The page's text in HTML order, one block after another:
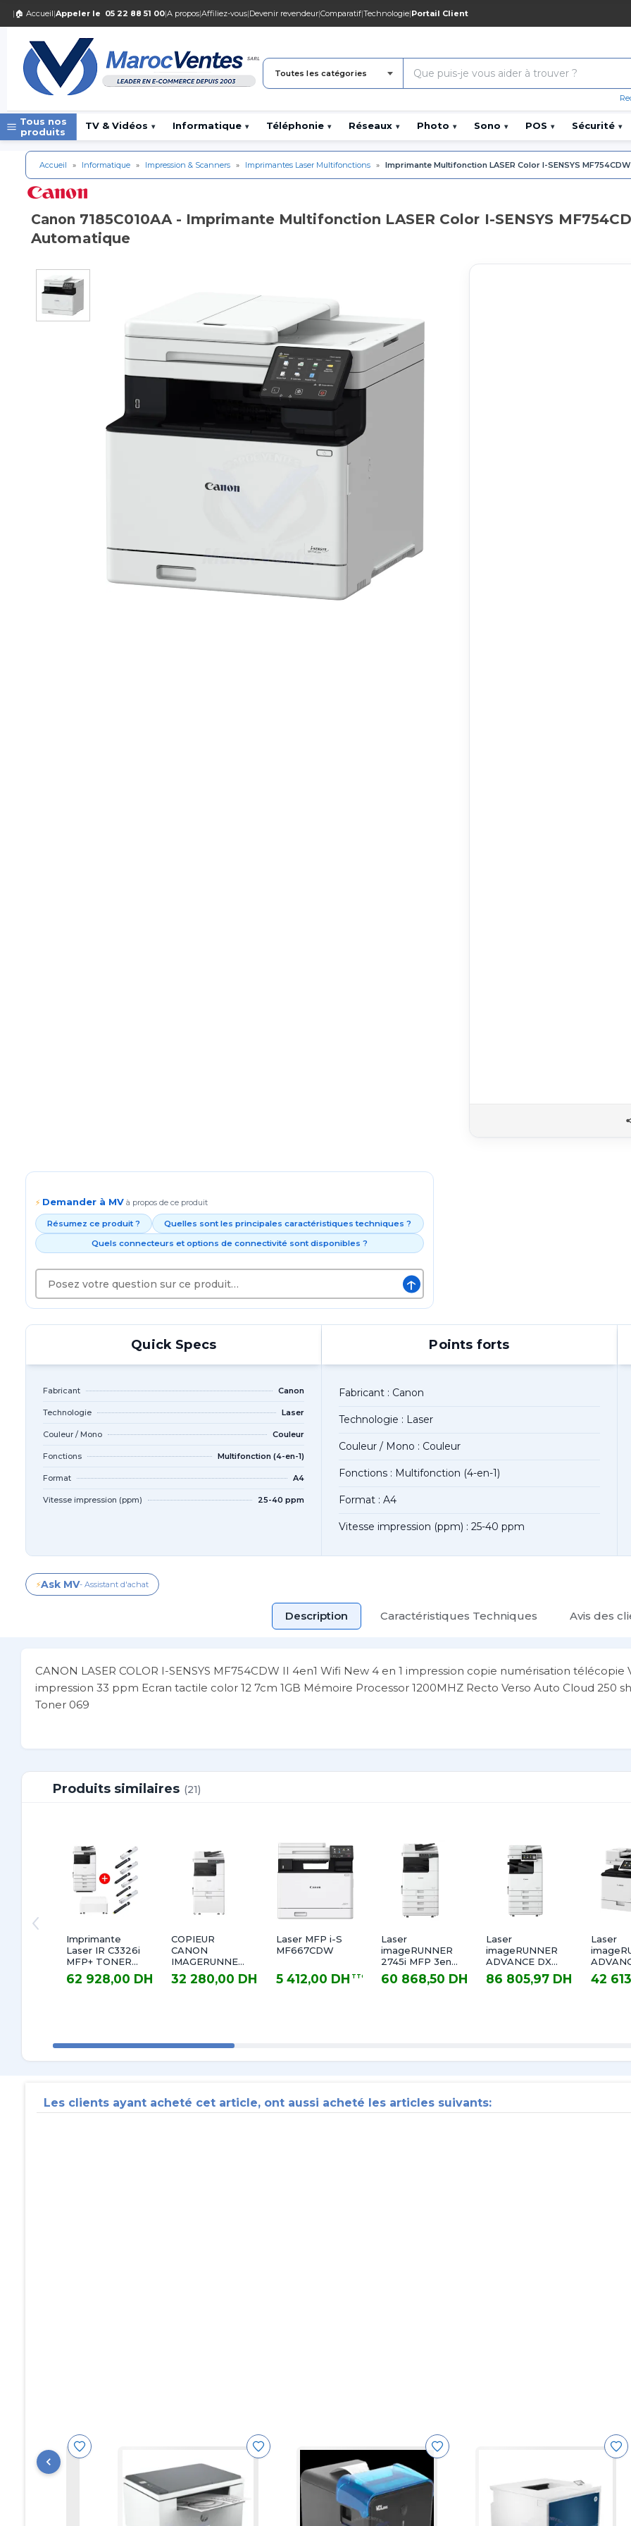
| 🏠 Accueil|Appeler le 05 22 88 51 00|A propos|Affiliez-vous|Devenir revendeur|Comparatif|Technologie|Portail Client
Toutes les catégories
Tous nos
produits
TV & Vidéos ▾ Informatique ▾ Téléphonie ▾ Réseaux ▾ Photo ▾ Sono ▾ POS ▾ Sécurité ▾
Accueil » Informatique » Impression & Scanners » Imprimantes Laser Multifonctions » Imprimante Multifonction LASER Color I-SENSYS
Canon 7185C010AA - Imprimante Multifonction LASER Color I-SENSYS
Automatique
⚡ Demander à MV à propos de ce produit
Résumez ce produit ?
Quelles sont les principales caractéristiques techniques ?
Quels connecteurs et options de connectivité sont disponibles ?
↑
Quick Specs
Fabricant Canon
Technologie Laser
Couleur / Mono Couleur
Fonctions Multifonction (4-en-1)
Format A4
Vitesse impression (ppm) 25-40 ppm
Points forts
Fabricant : Canon
Technologie : Laser
Couleur / Mono : Couleur
Fonctions : Multifonction (4-en-1)
Format : A4
Vitesse impression (ppm) : 25-40 ppm
⚡Ask MV- Assistant d'achat
Description Caractéristiques Techniques Avis des
CANON LASER COLOR I-SENSYS MF754CDW II 4en1 Wifi New 4 en 1 impression copie numérisation télécopie
impression 33 ppm Ecran tactile color 12 7cm 1GB Mémoire Processor 1200MHZ Recto Verso Auto Cloud 250
Toner 069
Produits similaires (21)
Imprimante
Laser IR C3326i
MFP+ TONER
C-EXV65 BK
(17500
62 928,00 DH
COPIEUR
CANON
IMAGERUNNER
C3226I
Multifonction
32 280,00 DH
Laser MFP i-S
MF667CDW
5 412,00 DH TTC
Laser
imageRUNNER
2745i MFP 3en1
Réseau Wifi
Mono A3 R/V 45
60 868,50 DH
Laser
imageRUNNER
ADVANCE DX
C3935i MFP
3en1 Réseau
86 805,97 DH
Laser
C357i
Réseau
42
Les clients ayant acheté cet article, ont aussi acheté les articles suivants: